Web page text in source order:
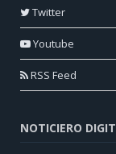
Twitter
Youtube
RSS Feed
NOTICIERO